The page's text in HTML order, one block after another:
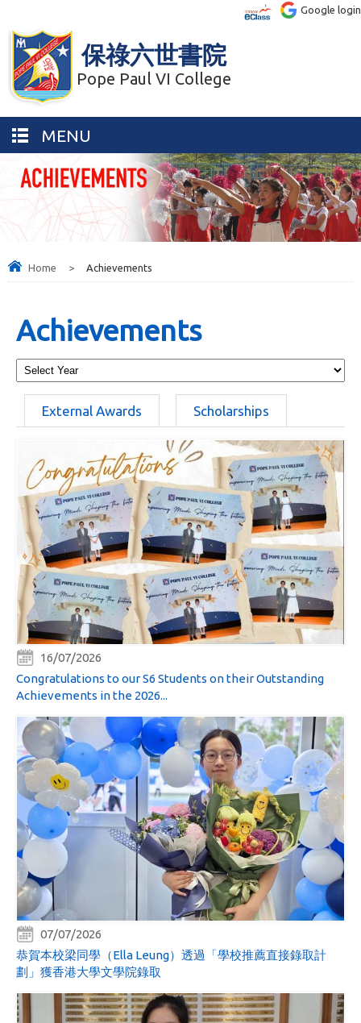
保祿六世書院
Pope Paul VI College
Google login
MENU
Home > Achievements
Achievements
External Awards Scholarships
16/07/2026
Congratulations to our S6 Students on their Outstanding
Achievements in the 2026...
07/07/2026
恭賀本校梁同學（Ella Leung）透過「學校推薦直接錄取計
劃」獲香港大學文學院錄取